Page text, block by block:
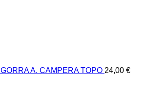
GORRA A. CAMPERA TOPO 24,00 €